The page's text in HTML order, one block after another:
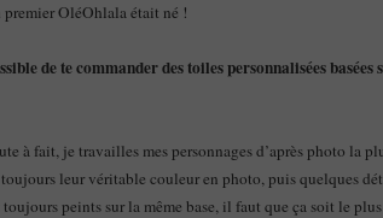
OléOhlala était né !
de te commander des toiles personnalisées
à fait, je travailles mes personnages d’après photo la
leur véritable couleur en photo,puis quelques
toujours peints sur la même base, il faut que ça soit le